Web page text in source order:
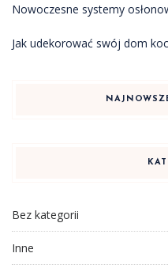
Nowoczesne systemy
Jak udekorować swój dom
Bez kategorii
Inne